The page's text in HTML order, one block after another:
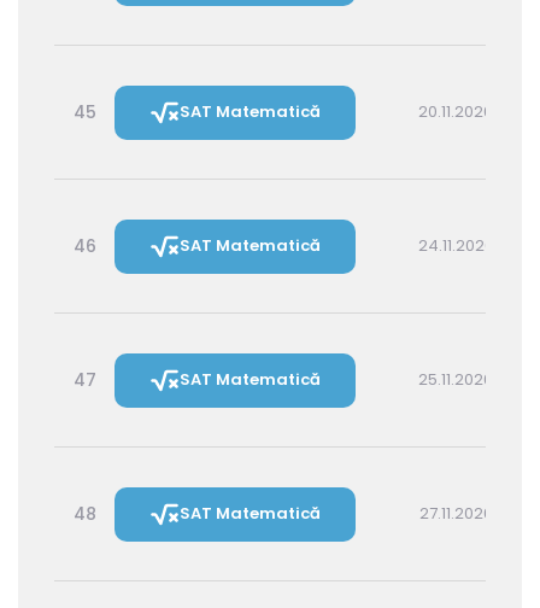
45 SAT Matematică 20.11.2026 16:00
46 SAT Matematică 24.11.2026 16:00
47 SAT Matematică 25.11.2026 14:30
48 SAT Matematică 27.11.2026 16:00